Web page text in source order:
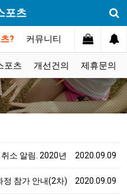
포츠
? 커뮤니티 포토스토리
포츠 개선건의 제휴문의
2020.09.09
소 알림. 2020년
2020.09.09
정 참가 안내(2차)